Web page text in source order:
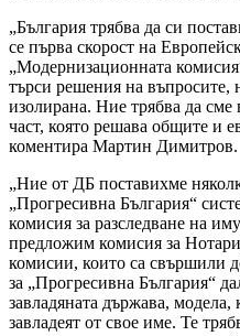
„България трябва да си
се първа скорост на
„Модернизационната
търси решения на въпросите,
изолирана. Ние трябва да
част, която решава общите и
коментира Мартин Димитров.
„Ние от ДБ поставихме
„Прогресивна България“
комисия за разследване на
предложим комисия за
комисии, които са свършили
за „Прогресивна България“
завладяната държава,
завладеят от свое име. Те